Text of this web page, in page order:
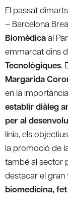
El passat
– Barcelona
Biomèdicaal
emmarcat dins
Tecnològiques.
Margarida
en la
establir diàleg
per al
línia, els
la promoció de
també al sector
destacar el gran
biomedicina,